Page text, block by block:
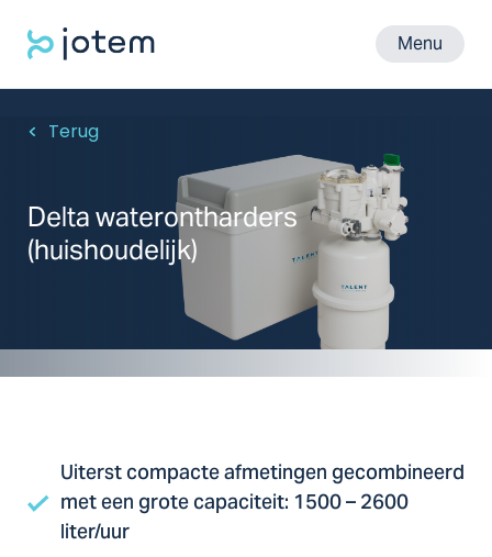
Menu
Terug
Delta waterontharders
(huishoudelijk)
Uiterst compacte afmetingen gecombineerd
met een grote capaciteit: 1500 – 2600
liter/uur